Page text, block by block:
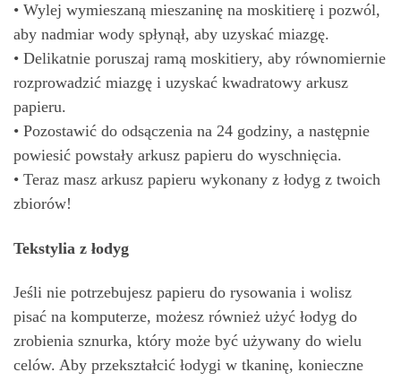
• Wylej wymieszaną mieszaninę na moskitierę i pozwól,
aby nadmiar wody spłynął, aby uzyskać miazgę.
• Delikatnie poruszaj ramą moskitiery, aby równomiernie
rozprowadzić miazgę i uzyskać kwadratowy arkusz
papieru.
• Pozostawić do odsączenia na 24 godziny, a następnie
powiesić powstały arkusz papieru do wyschnięcia.
• Teraz masz arkusz papieru wykonany z łodyg z twoich
zbiorów!
Tekstylia z łodyg
Jeśli nie potrzebujesz papieru do rysowania i wolisz
pisać na komputerze, możesz również użyć łodyg do
zrobienia sznurka, który może być używany do wielu
celów. Aby przekształcić łodygi w tkaninę, konieczne